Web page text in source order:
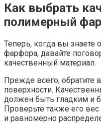
Как выбрать
полимерный
Теперь, когда вы знаете
фарфора, давайте
качественный материал.
Прежде всего, обратите
поверхности.
должен быть гладким и
Проверьте также его
и равномерно